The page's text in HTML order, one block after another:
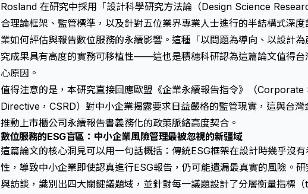
Rosland 在研究中採用「設計科學研究方法論（Design Science
合理論框架、監管標準，以及針對五位業界專業人士進行的半結構式深
業如何評估與報告數位服務的永續影響。這種「以問題為導向、以設計
究成果具有高度的實務可移植性——這也是積穗科研認為這篇論文值得台
心原因。
值得注意的是，本研究直接回應歐盟《企業永續報告指令》（
Directive，CSRD）對中小企業揭露要求日益嚴格的監管現實，這與台
推動上市櫃公司永續報告書義務化的政策脈絡高度契合。
數位服務的ESG盲區：中小企業風險管理最被忽視的新疆域
這篇論文的核心洞見可以用一句話概括：傳統ESG框架在設計時幾乎沒
性，導致中小企業即使認真進行ESG報告，仍可能遺漏最真實的風險。
與訪談，識別出四大關鍵議題域，並針對每一議題設計了分層衡量指